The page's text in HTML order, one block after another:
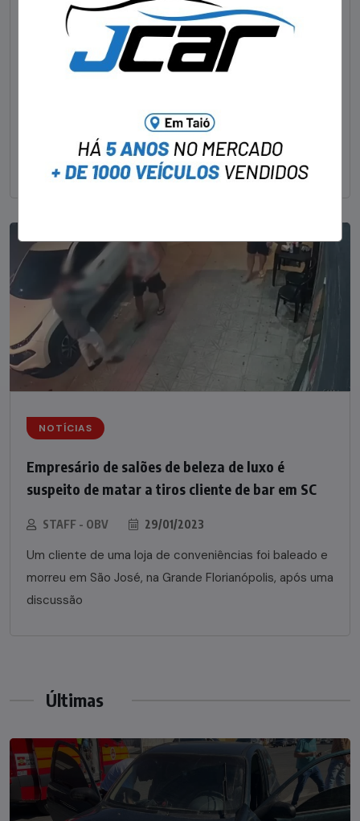
Foragido pela morte de delegado aposentado
em bar morre em confronto com a polícia em SC
Um dos dois foragidos investigados pelo latrocínio de
um delegado aposentado em um bar de Criciúma, no
Sul catarinense, foi
NOTÍCIAS
Empresário de salões de beleza de luxo é
suspeito de matar a tiros cliente de bar em SC
STAFF - OBV 29/01/2023
Um cliente de uma loja de conveniências foi baleado e
morreu em São José, na Grande Florianópolis, após uma
discussão
Últimas